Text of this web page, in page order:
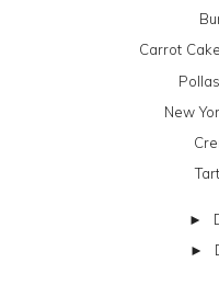
Carrot
New
►
►